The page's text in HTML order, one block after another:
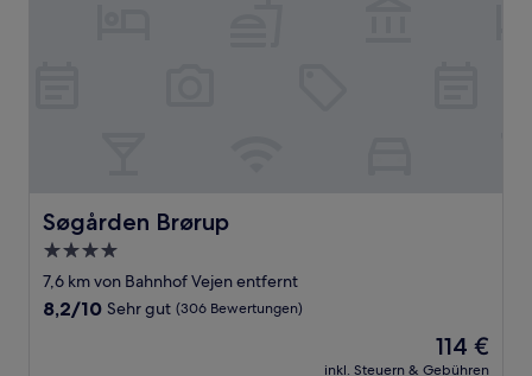
Søgården Brørup
Søgården Brørup
4.0-
Sterne-
Unterkunft
7,6 km von Bahnhof Vejen entfernt
8.2
8,2/10 Sehr gut (306 Bewertungen)
Der
Preis
114 €
inkl. Steuern & Gebühren